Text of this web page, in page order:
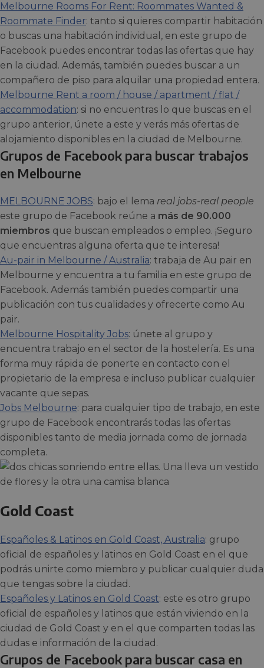
Melbourne Rooms For Rent: Roommates Wanted &
Roommate Finder: tanto si quieres compartir habitación
o buscas una habitación individual, en este grupo de
Facebook puedes encontrar todas las ofertas que hay
en la ciudad. Además, también puedes buscar a un
compañero de piso para alquilar una propiedad entera.
Melbourne Rent a room / house / apartment / flat /
accommodation: si no encuentras lo que buscas en el
grupo anterior, únete a este y verás más ofertas de
alojamiento disponibles en la ciudad de Melbourne.
Grupos de Facebook para buscar trabajos
en Melbourne
MELBOURNE JOBS: bajo el lema real jobs-real people
este grupo de Facebook reúne a más de 90.000
miembros que buscan empleados o empleo. ¡Seguro
que encuentras alguna oferta que te interesa!
Au-pair in Melbourne / Australia: trabaja de Au pair en
Melbourne y encuentra a tu familia en este grupo de
Facebook. Además también puedes compartir una
publicación con tus cualidades y ofrecerte como Au
pair.
Melbourne Hospitality Jobs: únete al grupo y
encuentra trabajo en el sector de la hostelería. Es una
forma muy rápida de ponerte en contacto con el
propietario de la empresa e incluso publicar cualquier
vacante que sepas.
Jobs Melbourne: para cualquier tipo de trabajo, en este
grupo de Facebook encontrarás todas las ofertas
disponibles tanto de media jornada como de jornada
completa.
Gold Coast
Españoles & Latinos en Gold Coast, Australia: grupo
oficial de españoles y latinos en Gold Coast en el que
podrás unirte como miembro y publicar cualquier duda
que tengas sobre la ciudad.
Españoles y Latinos en Gold Coast: este es otro grupo
oficial de españoles y latinos que están viviendo en la
ciudad de Gold Coast y en el que comparten todas las
dudas e información de la ciudad.
Grupos de Facebook para buscar casa en